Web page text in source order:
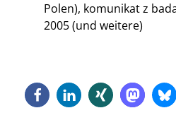
Polen), komunikat z
2005 (und weitere)